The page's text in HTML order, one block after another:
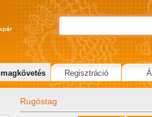
Rugóstag
Regisztráció